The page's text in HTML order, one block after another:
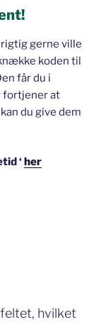
gerne ville
koden til
får du i
fortjener at
du give dem
‘ her
hvilket